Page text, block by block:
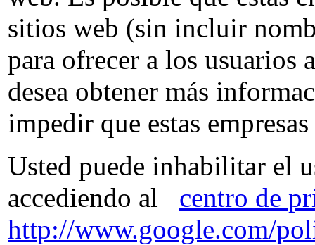
sitios web (sin incluir
para ofrecer a los usuarios
desea obtener más
impedir que estas
Usted puede inhabilitar el
accediendo al centro de
http://www.google.com/